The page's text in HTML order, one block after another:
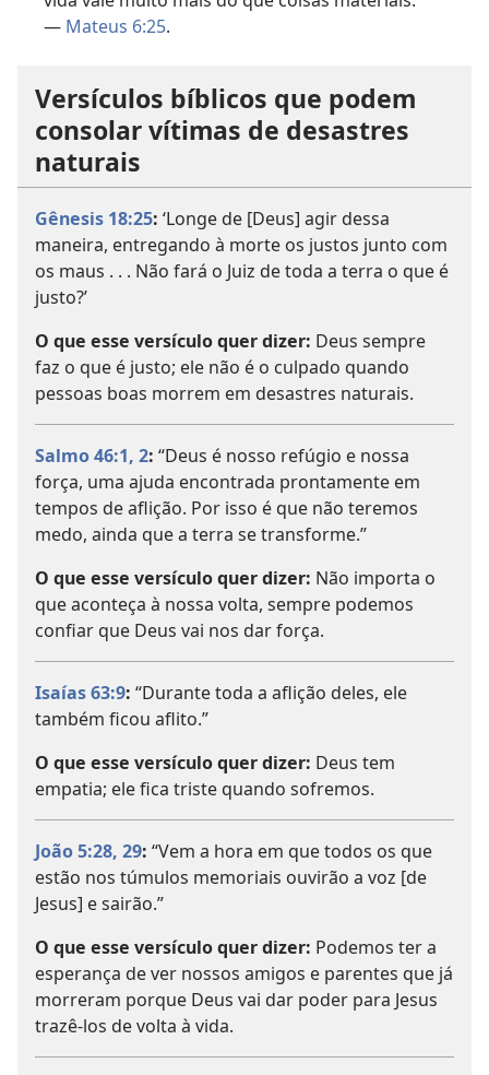
— Mateus 6:25.
Versículos bíblicos que podem
consolar vítimas de desastres
naturais
Gênesis 18:25: ‘Longe de [Deus] agir dessa
maneira, entregando à morte os justos junto com
os maus . . . Não fará o Juiz de toda a terra o que é
justo?’
O que esse versículo quer dizer: Deus sempre
faz o que é justo; ele não é o culpado quando
pessoas boas morrem em desastres naturais.
Salmo 46:1, 2: “Deus é nosso refúgio e nossa
força, uma ajuda encontrada prontamente em
tempos de aflição. Por isso é que não teremos
medo, ainda que a terra se transforme.”
O que esse versículo quer dizer: Não importa o
que aconteça à nossa volta, sempre podemos
confiar que Deus vai nos dar força.
Isaías 63:9: “Durante toda a aflição deles, ele
também ficou aflito.”
O que esse versículo quer dizer: Deus tem
empatia; ele fica triste quando sofremos.
João 5:28, 29: “Vem a hora em que todos os que
estão nos túmulos memoriais ouvirão a voz [de
Jesus] e sairão.”
O que esse versículo quer dizer: Podemos ter a
esperança de ver nossos amigos e parentes que já
morreram porque Deus vai dar poder para Jesus
trazê-los de volta à vida.